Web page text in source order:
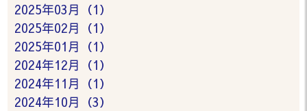
2025年03月（1）
2025年02月（1）
2025年01月（1）
2024年12月（1）
2024年11月（1）
2024年10月（3）